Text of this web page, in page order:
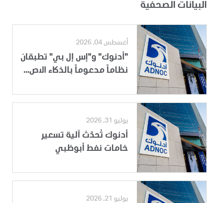
البيانات الصحفية
أغسطس 04, 2026
"أدنوك" و"إس إل بي" تطبقان
نظاماً مدعوماً بالذكاء الاص...
يوليو 31, 2026
أدنوك تُحدّث آلية تسعير
خامات نفط أبوظبي
يوليو 21, 2026